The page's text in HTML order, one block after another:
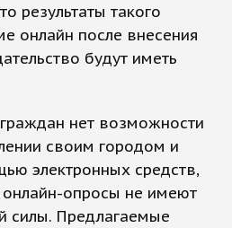
результаты такого
онлайн после внесения
будут иметь
нет возможности
своим городом и
электронных средств,
опросы не имеют
силы. Предлагаемые